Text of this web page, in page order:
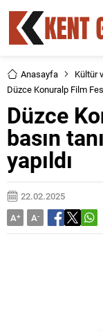
Anasayfa
Kültür
Düzce Konuralp Film
Düzce
basın
yapıldı
22.02.2025
A+ A-